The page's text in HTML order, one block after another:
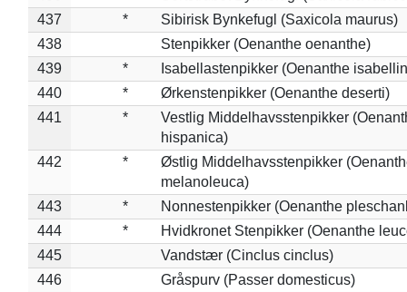
437
*
Sibirisk Bynkefugl (Saxicola maurus)
438
Stenpikker (Oenanthe oenanthe)
439
*
Isabellastenpikker (Oenanthe
440
*
Ørkenstenpikker (Oenanthe deserti)
441
*
Vestlig Middelhavsstenpikker
hispanica)
442
*
Østlig Middelhavsstenpikker
melanoleuca)
443
*
Nonnestenpikker (Oenanthe
444
*
Hvidkronet Stenpikker (Oenanthe
445
Vandstær (Cinclus cinclus)
446
Gråspurv (Passer domesticus)